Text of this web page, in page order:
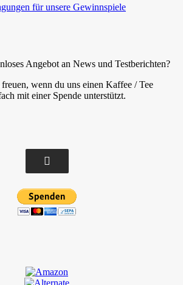
für unsere Gewinnspiele
Angebot an News und Testberichten?
wenn du uns einen Kaffee / Tee
mit einer Spende unterstützt.